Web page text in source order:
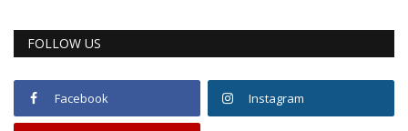
FOLLOW US
Facebook Instagram